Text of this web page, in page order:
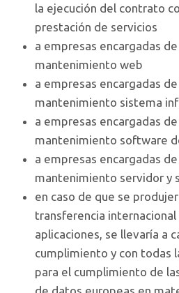
la ejecución del contrato
prestación de servicios
a empresas encargadas
mantenimiento web
a empresas encargadas
mantenimiento sistema
a empresas encargadas
mantenimiento software
a empresas encargadas
mantenimiento servidor y
en caso de que se
transferencia
aplicaciones, se llevaría a
cumplimiento y con todas
para el cumplimiento de
de datos europeas en